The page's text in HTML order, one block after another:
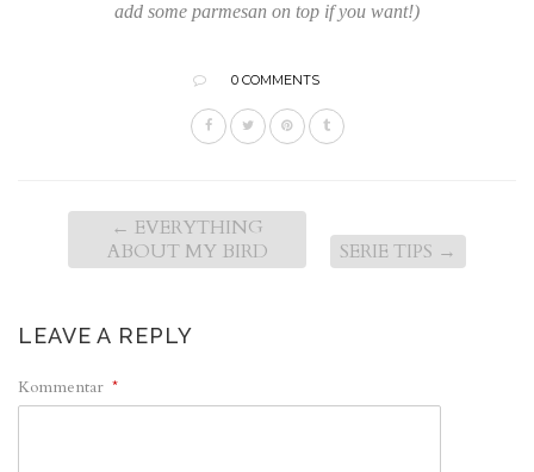
add some parmesan on top if you want!)
0 COMMENTS
← EVERYTHING
ABOUT MY BIRD
SERIE TIPS →
LEAVE A REPLY
Kommentar *